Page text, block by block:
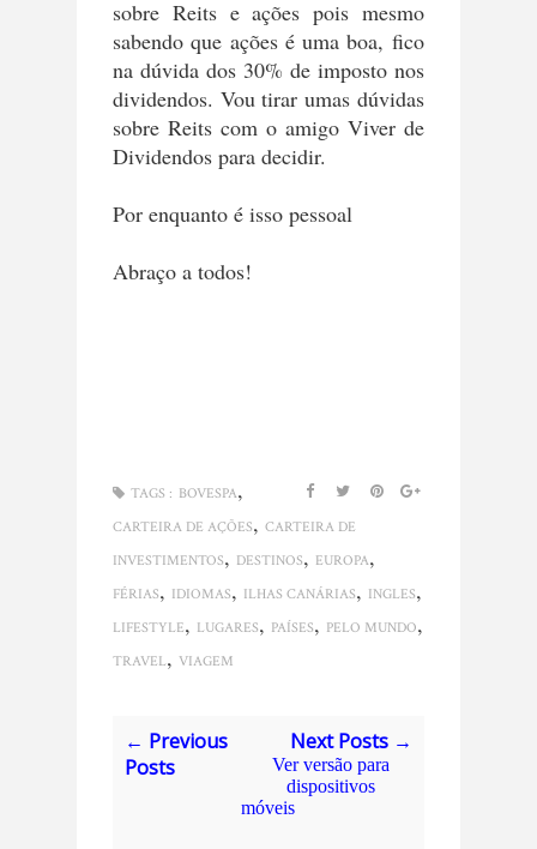
sobre Reits e ações pois mesmo
sabendo que ações é uma boa, fico
na dúvida dos 30% de imposto nos
dividendos. Vou tirar umas dúvidas
sobre Reits com o amigo Viver de
Dividendos para decidir.
Por enquanto é isso pessoal
Abraço a todos!
TAGS : BOVESPA,
CARTEIRA DE AÇÕES, CARTEIRA DE
INVESTIMENTOS, DESTINOS, EUROPA,
FÉRIAS, IDIOMAS, ILHAS CANÁRIAS, INGLES,
LIFESTYLE, LUGARES, PAÍSES, PELO MUNDO,
TRAVEL, VIAGEM
← Previous
Posts
Next Posts →
Ver versão para
dispositivos
móveis